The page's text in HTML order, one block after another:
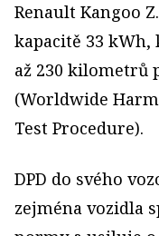
Renault Kangoo
kapacitě 33
až 230 kilometrů
(Worldwide
Test Procedure).
DPD do svého
zejména vozidla